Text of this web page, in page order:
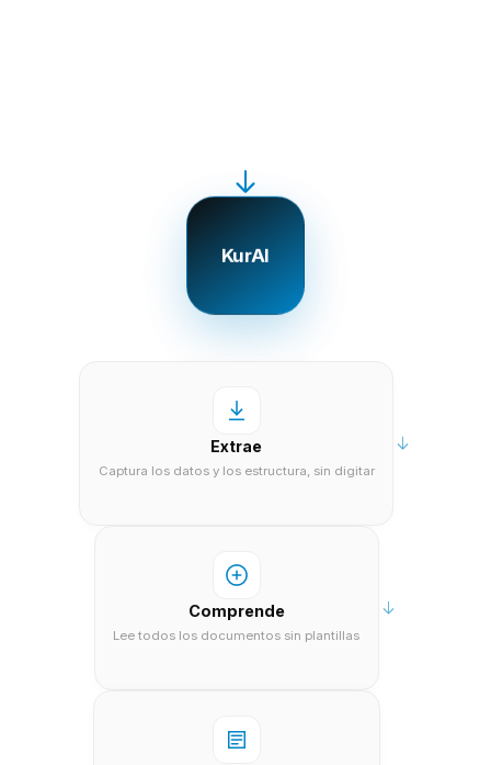
KurAI
Extrae
Captura los datos y los estructura, sin digitar
Comprende
Lee todos los documentos sin plantillas